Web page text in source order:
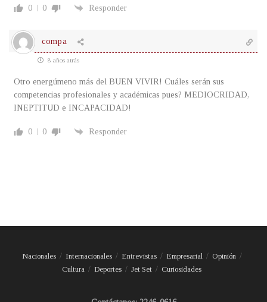
0 0 Responder
compa
8 años atrás
Otro energúmeno más del BUEN VIVIR! Cuáles serán sus
competencias profesionales y académicas pues? MEDIOCRIDAD,
INEPTITUD e INCAPACIDAD!
0 0 Responder
Nacionales Internacionales Entrevistas Empresarial
Opinión
Cultura
Deportes Jet Set Curiosidades